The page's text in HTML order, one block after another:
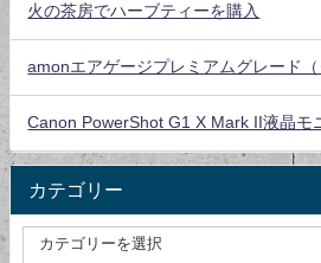
火の茶房でハーブティーを購入
amonエアゲージプレミアムグレード
Canon PowerShot G1 X Mark II液晶モ
カテゴリー